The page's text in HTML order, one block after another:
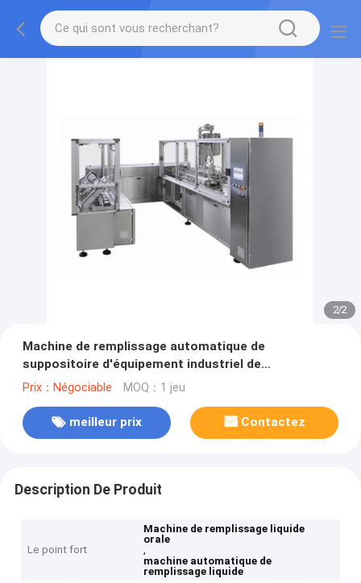
2/2
Machine de remplissage automatique de
suppositoire d'équipement industriel de
suppositoire
Prix：Négociable MOQ：1 jeu
meilleur prix Contactez
Description De Produit
Le point fort
Machine de remplissage liquide
orale
,
machine automatique de
remplissage liquide